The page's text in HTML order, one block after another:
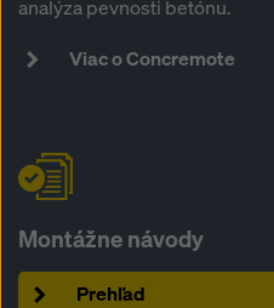
analýza pevnosti betónu.
Viac o Concremote
Montážne návody
Prehľad